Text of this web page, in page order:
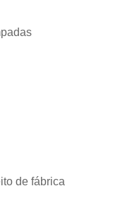
de fábrica